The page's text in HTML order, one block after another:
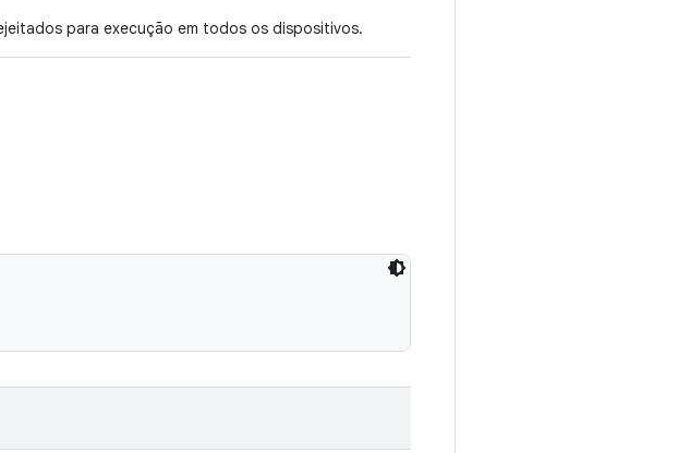
para execução em todos os dispositivos.